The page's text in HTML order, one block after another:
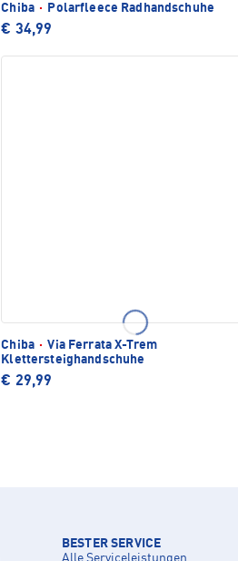
Chiba · Polarfleece Radhandschuhe
€ 34,99
Chiba · Via Ferrata X-Trem
Klettersteighandschuhe
€ 29,99
BESTER SERVICE